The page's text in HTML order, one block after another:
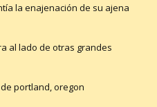
la enajenación de su ajena
al lado de otras grandes
portland, oregon